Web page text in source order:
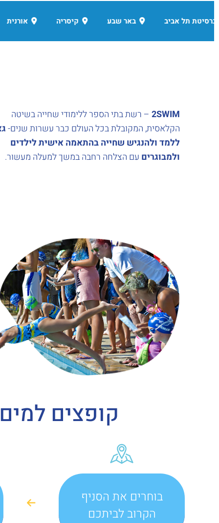
רחובות כפר סבא אורנית קיסריה
2SWIM – רשת בתי הספר ללימודי שחייה בשיטה
הקלאסית, המקובלת בכל העולם כבר עשרות שנים-
ללמד ולהנגיש שחייה בהתאמה אישית לילדים
ולמבוגרים עם הצלחה רחבה במשך למעלה מעשור.
קופצים
בוחרים את הסניף
הקרוב לביתכם